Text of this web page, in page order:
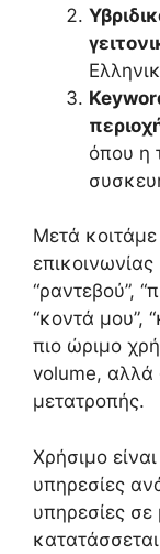
όπου η
Μετά
“ραντεβού”,
“κοντά μου”,
πιο ώριμο
volume, αλλά
μετατροπής.
Χρήσιμο
υπηρεσίες
υπηρεσίες